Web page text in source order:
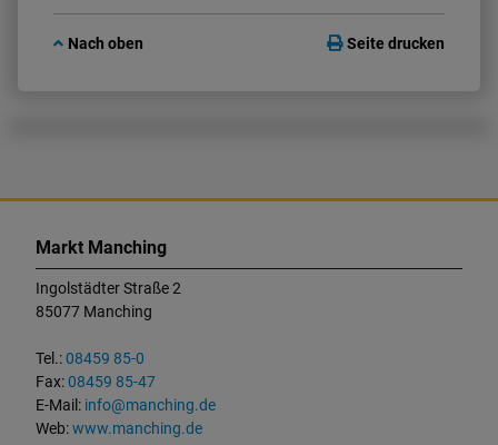
Nach oben Seite drucken
Markt Manching
Ingolstädter Straße 2
85077 Manching
Tel.:08459 85-0
Fax:08459 85-47
E-Mail: info@manching.de
Web:www.manching.de